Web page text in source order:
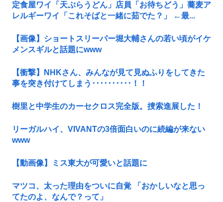
定食屋ワイ「天ぷらうどん」店員「お待ちどう」蕎麦ア
レルギーワイ「これそばと一緒に茹でた？」 ←最...
【画像】ショートスリーパー堀大輔さんの若い頃がイケ
メンスギルと話題にwww
【衝撃】NHKさん、みんなが見て見ぬふりをしてきた
事を突き付けてしまう･･････････！！
樹里と中学生のカーセクロス完全版。捜索進展した！
リーガルハイ、VIVANTの3倍面白いのに続編が来ない
www
【動画像】ミス東大が可愛いと話題に
マツコ、太った理由をついに自覚 「おかしいなと思っ
てたのよ、なんで？って」